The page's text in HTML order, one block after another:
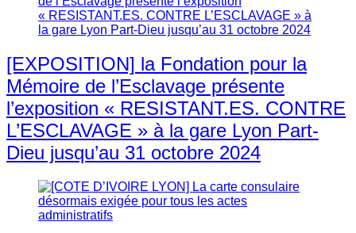
[EXPOSITION] la Fondation pour la
Mémoire de l’Esclavage présente
l’exposition « RESISTANT.ES. CONTRE
L’ESCLAVAGE » à la gare Lyon Part-
Dieu jusqu’au 31 octobre 2024